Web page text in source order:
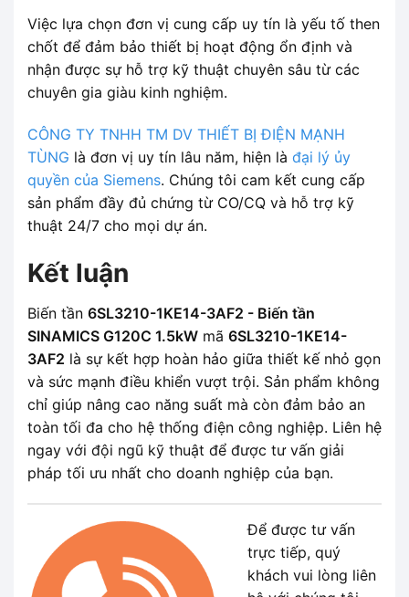
Việc lựa chọn đơn vị cung cấp uy tín là yếu tố then
chốt để đảm bảo thiết bị hoạt động ổn định và
nhận được sự hỗ trợ kỹ thuật chuyên sâu từ các
chuyên gia giàu kinh nghiệm.
CÔNG TY TNHH TM DV THIẾT BỊ ĐIỆN MẠNH
TÙNG là đơn vị uy tín lâu năm, hiện là đại lý ủy
quyền của Siemens. Chúng tôi cam kết cung cấp
sản phẩm đầy đủ chứng từ CO/CQ và hỗ trợ kỹ
thuật 24/7 cho mọi dự án.
Kết luận
Biến tần 6SL3210-1KE14-3AF2 - Biến tần
SINAMICS G120C 1.5kW mã 6SL3210-1KE14-
3AF2 là sự kết hợp hoàn hảo giữa thiết kế nhỏ gọn
và sức mạnh điều khiển vượt trội. Sản phẩm không
chỉ giúp nâng cao năng suất mà còn đảm bảo an
toàn tối đa cho hệ thống điện công nghiệp. Liên hệ
ngay với đội ngũ kỹ thuật để được tư vấn giải
pháp tối ưu nhất cho doanh nghiệp của bạn.
Để được tư vấn
trực tiếp, quý
khách vui lòng liên